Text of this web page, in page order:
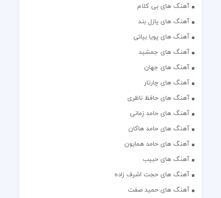
آهنگ های بی کلام
آهنگ های پازل بند
آهنگ های پویا بیاتی
آهنگ های جمشید
آهنگ های جهان
آهنگ های چارتار
آهنگ های حافظ ناظری
آهنگ های حامد زمانی
آهنگ های حامد هاکان
آهنگ های حامد همایون
آهنگ های حبیب
آهنگ های حجت اشرف زاده
آهنگ های حمید صفت